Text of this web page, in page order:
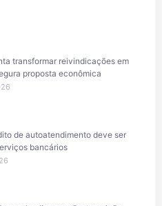
transformar reivindicações em
proposta econômica
de autoatendimento deve ser
bancários